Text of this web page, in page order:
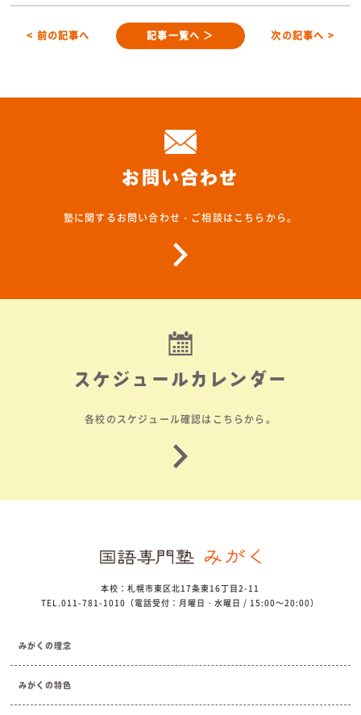
< 前の記事へ 記事一覧へ ＞ 次の記事へ >
お問い合わせ
塾に関するお問い合わせ・ご相談はこちらから。
スケジュールカレンダー
各校のスケジュール確認はこちらから。
本校：札幌市東区北17条東16丁目2-11
TEL.011-781-1010（電話受付：月曜日・水曜日 / 15:00～20:00）
みがくの理念
みがくの特色